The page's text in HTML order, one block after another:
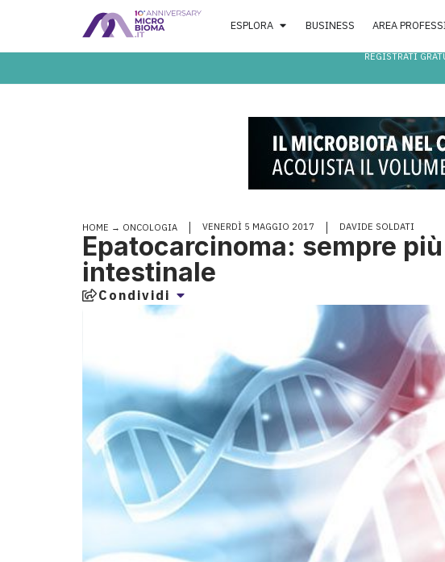
ESPLORA BUSINESS AREA
REGISTRATI
HOME → ONCOLOGIA VENERDÌ 5 MAGGIO 2017 DAVIDE SOLDATI
Epatocarcinoma: sempre
intestinale
Condividi